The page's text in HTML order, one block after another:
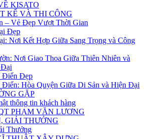
KISATO
KẾ VÀ THI CÔNG
– Vẻ Đẹp Vượt Thời Gian
Đẹp
Nơi Kết Hợp Giữa Sang Trọng và Công
Nơi Giao Thoa Giữa Thiên Nhiên và
Đại
Điển Đẹp
Hòa Quyện Giữa Di Sản và Hiện Đại
GẶP
thông tin khách hàng
PHẠM VĂN LƯƠNG
GIẢI THƯỞNG
Thưởng